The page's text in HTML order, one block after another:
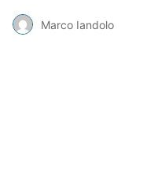
Marco Iandolo